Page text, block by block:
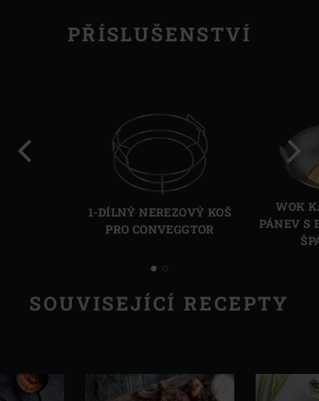
PŘÍSLUŠENSTVÍ
1-DÍLNÝ NEREZOVÝ KOŠ
PRO CONVEGGTOR
WOK
PÁNEV S
Další
SOUVISEJÍCÍ RECEPTY